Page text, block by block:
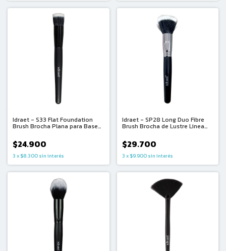
Idraet - S33 Flat Foundation
Brush Brocha Plana para Base
$24.900
3 x $8.300 sin interés
Idraet - SP28 Long Duo Fibre
Brush Brocha de Lustre Linea
$29.700
3 x $9.900 sin interés